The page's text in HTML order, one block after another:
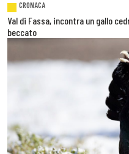
CRONACA
Val di Fassa, incontra un gallo
beccato